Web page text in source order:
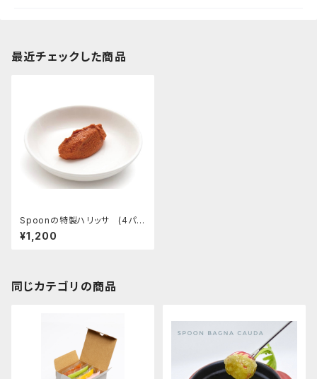
最近チェックした商品
Spoonの特製ハリッサ (4パッ
ク入り)
¥1,200
同じカテゴリの商品